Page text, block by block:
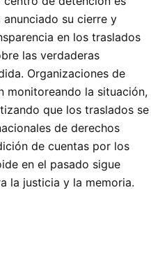
su cierre y
en los traslados
las verdaderas
Organizaciones de
monitoreando la situación,
que los traslados se
de derechos
de cuentas por los
en el pasado sigue
la justicia y la memoria.